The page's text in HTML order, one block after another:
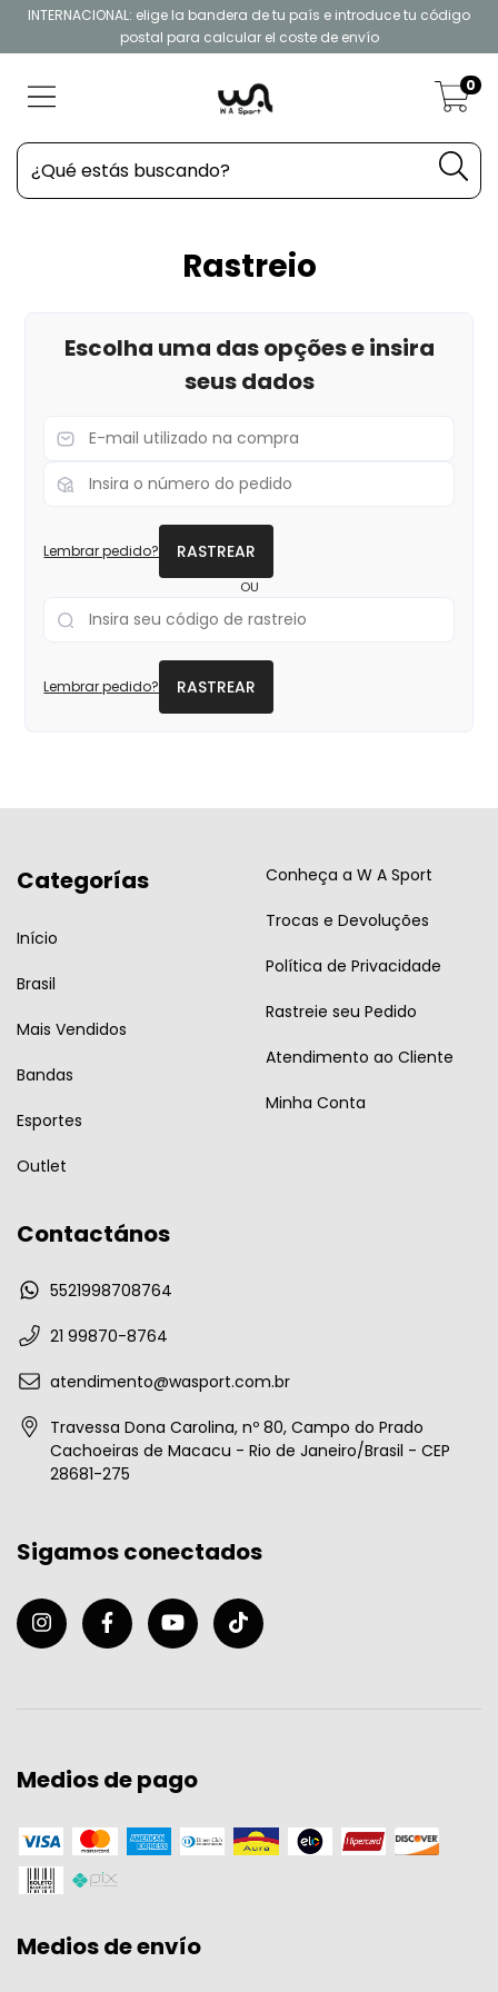
INTERNACIONAL: elige la bandera de tu país e introduce tu código
postal para calcular el coste de envío
0
Rastreio
Escolha uma das opções e insira
seus dados
Lembrar pedido? RASTREAR
OU
Lembrar pedido? RASTREAR
Categorías
Início
Brasil
Mais Vendidos
Bandas
Esportes
Outlet
Conheça a W A Sport
Trocas e Devoluções
Política de Privacidade
Rastreie seu Pedido
Atendimento ao Cliente
Minha Conta
Contactános
5521998708764
21 99870-8764
atendimento@wasport.com.br
Travessa Dona Carolina, nº 80, Campo do Prado
Cachoeiras de Macacu - Rio de Janeiro/Brasil - CEP
28681-275
Sigamos conectados
Medios de pago
Medios de envío